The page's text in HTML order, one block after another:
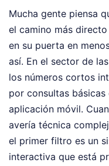
Mucha gente piensa
el camino más
en su puerta en
así. En el sector de
los números cortos
por consultas
aplicación móvil.
avería técnica
el primer filtro es un
interactiva que está